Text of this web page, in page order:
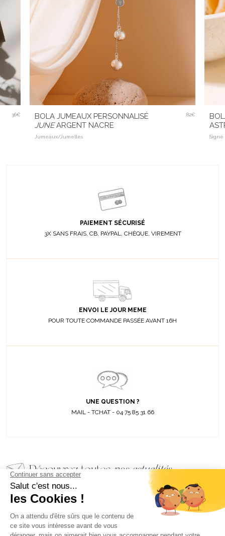
36€
BOLA JUMEAUX PERSONNALISÉ
JUNEARGENT NACRE
Jumeaux/Jumelles
82€
Signe
PAIEMENT SÉCURISÉ
3X SANS FRAIS, CB, PAYPAL, CHÈQUE, VIREMENT
ENVOI LE JOUR MEME
POUR TOUTE COMMANDE PASSÉE AVANT 16H
UNE QUESTION ?
MAIL - TCHAT - 04 75 85 31 66
Découvrez toutes nos actualités
EMAIL
VALIDER